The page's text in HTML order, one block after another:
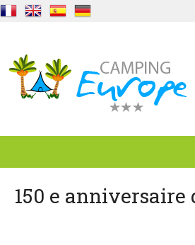
Situation
150 e anniversaire